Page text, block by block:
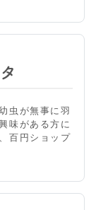
虫が無事に羽
味がある方に
百円ショップ